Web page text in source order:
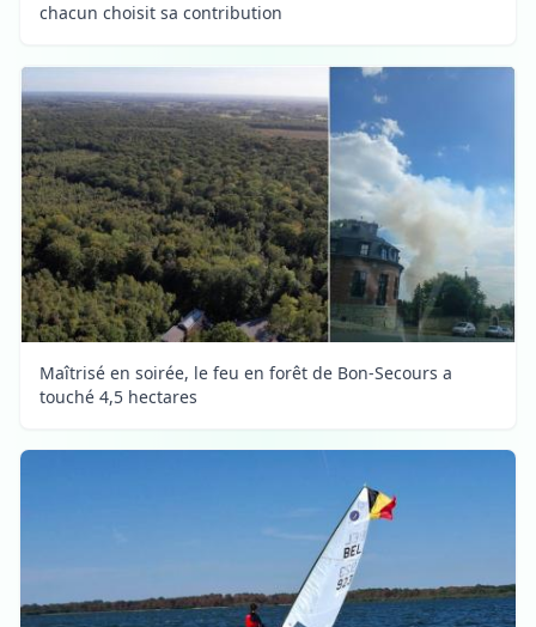
chacun choisit sa contribution
Maîtrisé en soirée, le feu en forêt de Bon-Secours a
touché 4,5 hectares